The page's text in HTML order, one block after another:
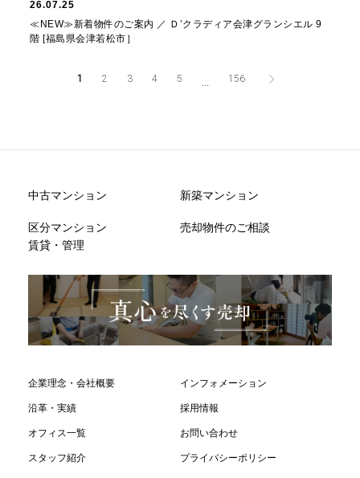
26.07.25
≪NEW≫新着物件のご案内 ／ Ｄ’クラディア会津グランシエル 9
階 [福島県会津若松市］
1 2 3 4 5 ... 156
中古マンション 新築マンション
区分マンション
賃貸・管理
売却物件のご相談
企業理念・会社概要
沿革・実績
オフィス一覧
スタッフ紹介
インフォメーション
採用情報
お問い合わせ
プライバシーポリシー